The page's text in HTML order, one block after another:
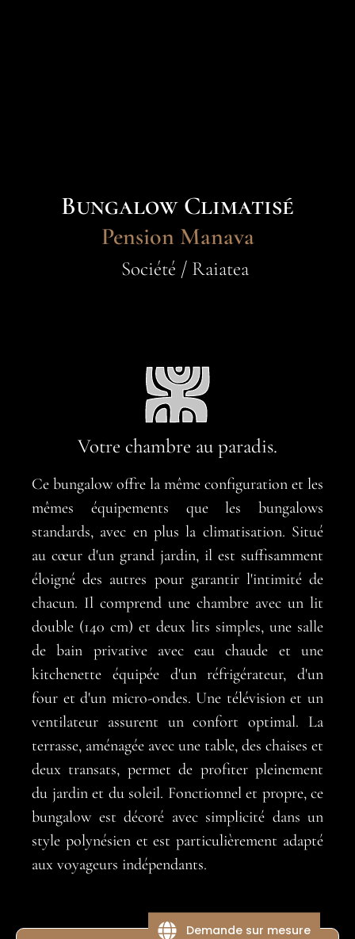
Bungalow Climatisé
Pension Manava
Société / Raiatea
Votre chambre au paradis.
Ce bungalow offre la même configuration et les
mêmes équipements que les bungalows
standards, avec en plus la climatisation. Situé
au cœur d'un grand jardin, il est suffisamment
éloigné des autres pour garantir l'intimité de
chacun. Il comprend une chambre avec un lit
double (140 cm) et deux lits simples, une salle
de bain privative avec eau chaude et une
kitchenette équipée d'un réfrigérateur, d'un
four et d'un micro-ondes. Une télévision et un
ventilateur assurent un confort optimal. La
terrasse, aménagée avec une table, des chaises et
deux transats, permet de profiter pleinement
du jardin et du soleil. Fonctionnel et propre, ce
bungalow est décoré avec simplicité dans un
style polynésien et est particulièrement adapté
aux voyageurs indépendants.
Demande sur mesure